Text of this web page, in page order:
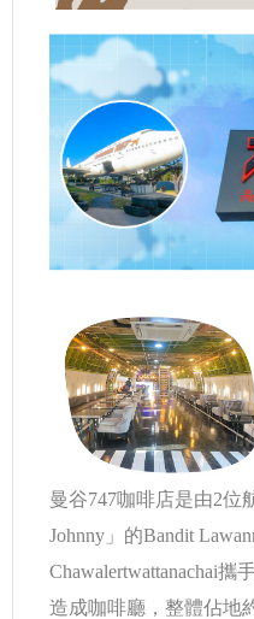
曼谷747咖啡店是由2
Johnny」的Bandit
Chawalertwattanachai
造成咖啡廳，整體佔地